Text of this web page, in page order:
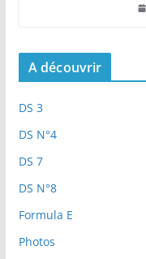
A découvrir
DS 3
DS N°4
DS 7
DS N°8
Formula E
Photos